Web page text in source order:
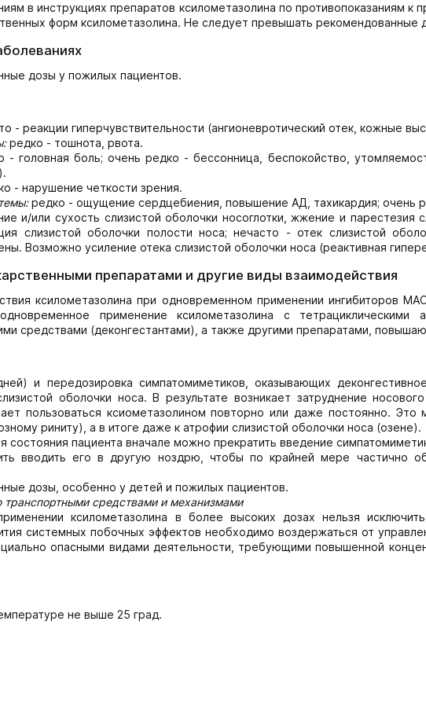
в инструкциях препаратов ксилометазолина по противопоказаниям к
форм ксилометазолина. Не следует превышать рекомендованные
дозы у пожилых пациентов.
- реакции гиперчувствительности (ангионевротический отек, кожные
редко - тошнота, рвота.
головная боль; очень редко - бессонница, беспокойство,
- нарушение четкости зрения.
редко - ощущение сердцебиения, повышение АД, тахикардия; очень
и/или сухость слизистой оболочки носоглотки, жжение и парестезия
слизистой оболочки полости носа; нечасто - отек слизистой
Возможно усиление отека слизистой оболочки носа (реактивная
препаратами и другие виды взаимодействия
ксилометазолина при одновременном применении ингибиторов
применение ксилометазолина с тетрациклическими
средствами (деконгестантами), а также другими препаратами,
и передозировка симпатомиметиков, оказывающих
оболочки носа. В результате возникает затруднение
пользоваться ксиометазолином повторно или даже постоянно. Это
риниту), а в итоге даже к атрофии слизистой оболочки носа (озене).
состояния пациента вначале можно прекратить введение
вводить его в другую ноздрю, чтобы по крайней мере частично
дозы, особенно у детей и пожилых пациентов.
транспортными средствами и механизмами
ксилометазолина в более высоких дозах нельзя
системных побочных эффектов необходимо воздержаться от
опасными видами деятельности, требующими повышенной
не выше 25 град.